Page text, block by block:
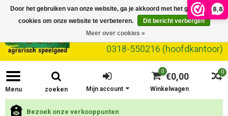
8,8
0318-550216 (hoofdkantoor)
Menu zoeken
0
0 €0,00
Winkelwagen
Mijn account
Bezoek onze verkooppunten
Door het gebruiken van onze website, ga je akkoord met het gebruik van
cookies om onze website te verbeteren.
Dit bericht verbergen
Meer over cookies »